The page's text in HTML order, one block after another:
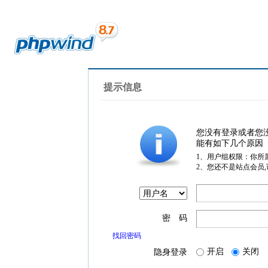
提示信息
您没有登录或者您
能有如下几个原因
1、用户组权限：你所
2、您还不是站点会员
密 码
找回密码
隐身登录 开启 关闭